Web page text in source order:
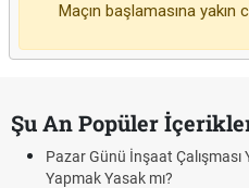
Maçın başlamasına yakın
Şu An Popüler
Pazar Günü İnşaat Çalışması
Yapmak Yasak mı?